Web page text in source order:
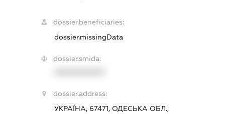
dossier.beneficiaries:
dossier.missingData
dossier.smida:
dossier.address:
УКРАЇНА, 67471, ОДЕСЬКА ОБЛ.,